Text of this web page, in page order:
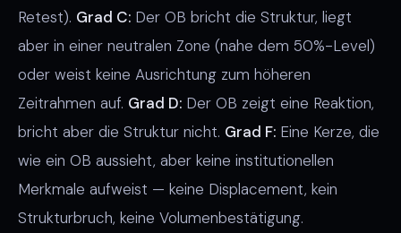
Retest). Grad C: Der OB bricht die Struktur, liegt
aber in einer neutralen Zone (nahe dem 50%-Level)
oder weist keine Ausrichtung zum höheren
Zeitrahmen auf. Grad D: Der OB zeigt eine Reaktion,
bricht aber die Struktur nicht. Grad F: Eine Kerze, die
wie ein OB aussieht, aber keine institutionellen
Merkmale aufweist — keine Displacement, kein
Strukturbruch, keine Volumenbestätigung.